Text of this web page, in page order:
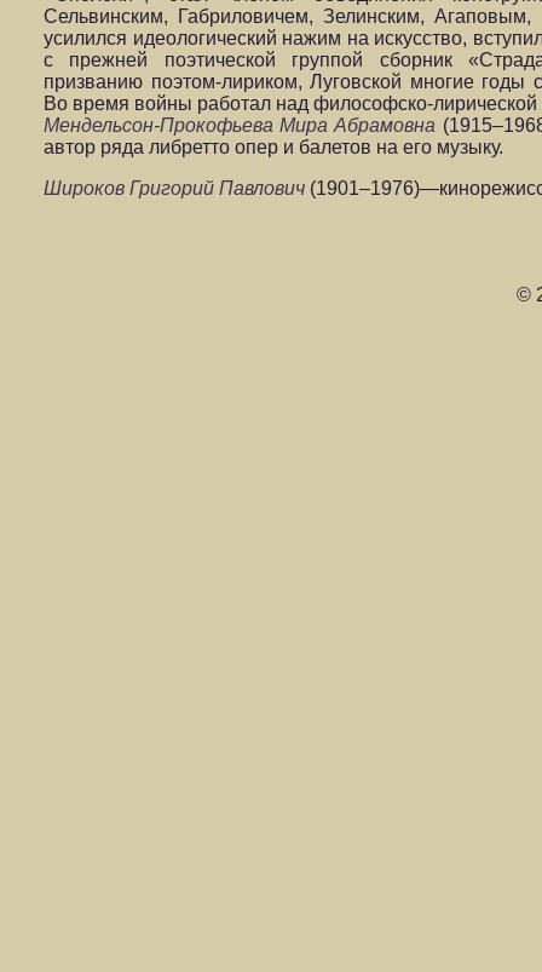
Сельвинским, Габриловичем, Зелинским,
усилился идеологический нажим на искусство,
с прежней поэтической группой сборник
призванию поэтом-лириком, Луговской многие годы
Во время войны работал над философско-
Мендельсон-Прокофьева Мира Абрамовна
автор ряда либретто опер и балетов на его музыку.
Широков Григорий Павлович
©